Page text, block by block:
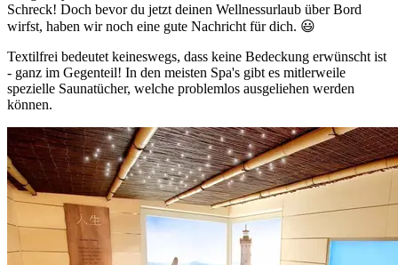
Schreck! Doch bevor du jetzt deinen Wellnessurlaub über Bord
wirfst, haben wir noch eine gute Nachricht für dich. 😃
Textilfrei bedeutet keineswegs, dass keine Bedeckung erwünscht ist
- ganz im Gegenteil! In den meisten Spa's gibt es mitlerweile
spezielle Saunatücher, welche problemlos ausgeliehen werden
können.